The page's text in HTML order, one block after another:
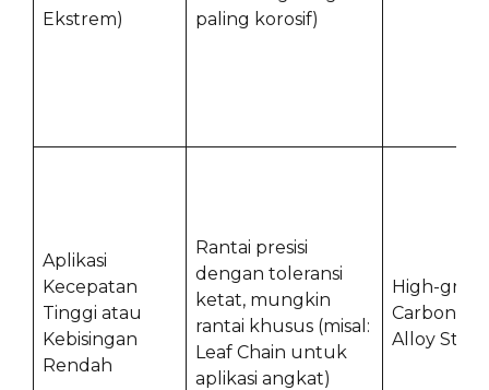
Ekstrem)
paling korosif)
Aplikasi
Kecepatan
Tinggi atau
Kebisingan
Rendah
Rantai presisi
dengan toleransi
ketat, mungkin
rantai khusus (misal:
Leaf Chain untuk
aplikasi angkat)
High-
Carbon
Alloy Steel